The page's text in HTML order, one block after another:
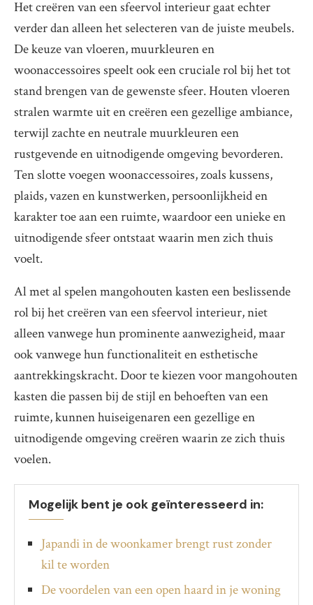
Het creëren van een sfeervol interieur gaat echter
verder dan alleen het selecteren van de juiste meubels.
De keuze van vloeren, muurkleuren en
woonaccessoires speelt ook een cruciale rol bij het tot
stand brengen van de gewenste sfeer. Houten vloeren
stralen warmte uit en creëren een gezellige ambiance,
terwijl zachte en neutrale muurkleuren een
rustgevende en uitnodigende omgeving bevorderen.
Ten slotte voegen woonaccessoires, zoals kussens,
plaids, vazen en kunstwerken, persoonlijkheid en
karakter toe aan een ruimte, waardoor een unieke en
uitnodigende sfeer ontstaat waarin men zich thuis
voelt.
Al met al spelen mangohouten kasten een beslissende
rol bij het creëren van een sfeervol interieur, niet
alleen vanwege hun prominente aanwezigheid, maar
ook vanwege hun functionaliteit en esthetische
aantrekkingskracht. Door te kiezen voor mangohouten
kasten die passen bij de stijl en behoeften van een
ruimte, kunnen huiseigenaren een gezellige en
uitnodigende omgeving creëren waarin ze zich thuis
voelen.
Mogelijk bent je ook geïnteresseerd in:
Japandi in de woonkamer brengt rust zonder
kil te worden
De voordelen van een open haard in je woning